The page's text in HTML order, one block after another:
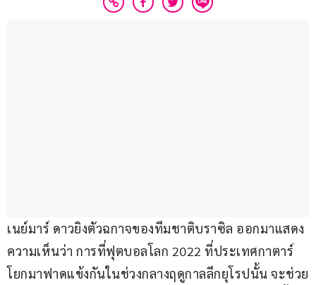
เนย์มาร์​ ดาวยิงตัวฉกาจของทีมชาติบราซิล ออกมาแสดง
ความเห็นว่า การที่ฟุตบอลโลก 2022 ที่ประเทศกาตาร์​
โยกมาฟาดแข้งกันในช่วงกลางฤดูกาลลีกยุโรปนั้น จะช่วย